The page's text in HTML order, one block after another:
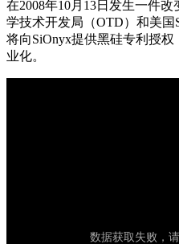
在2008年10月13日发生一件
学技术开发局（OTD）和美
将向SiOnyx提供黑硅专利授
业化。